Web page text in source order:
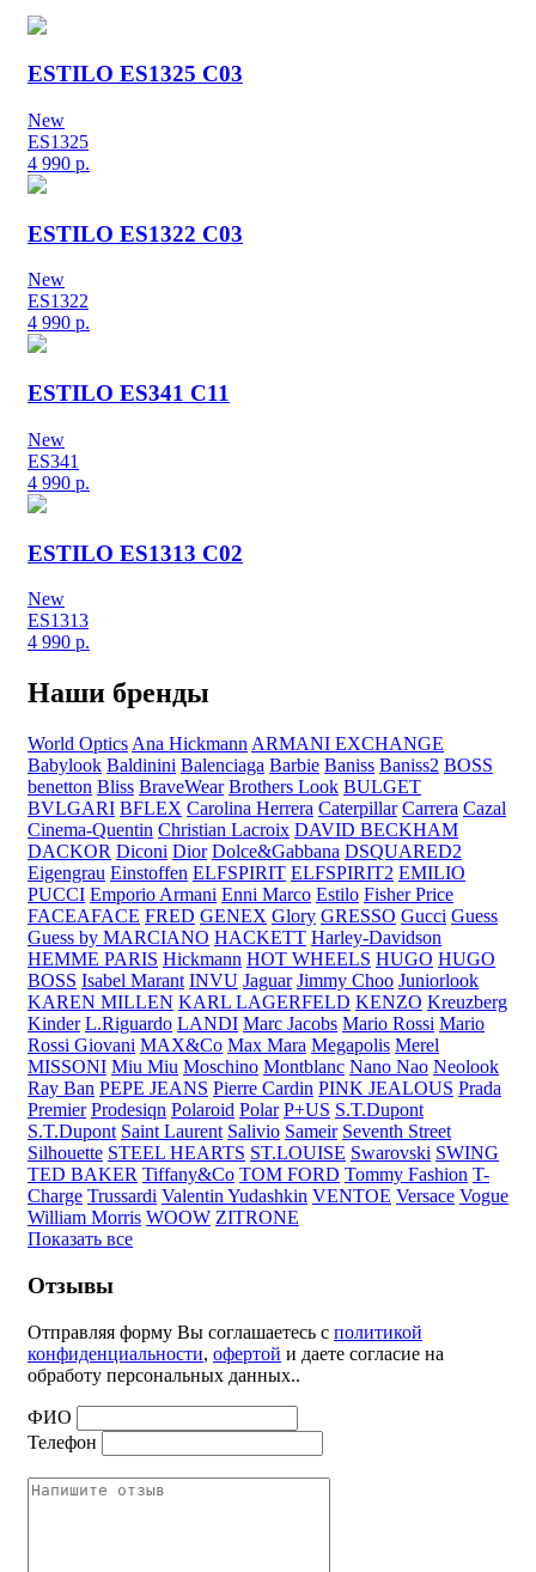
ESTILO ES1325 C03
New
ES1325
4 990 р.
ESTILO ES1322 C03
New
ES1322
4 990 р.
ESTILO ES341 C11
New
ES341
4 990 р.
ESTILO ES1313 C02
New
ES1313
4 990 р.
Наши бренды
World Optics Ana Hickmann ARMANI EXCHANGE
Babylook Baldinini Balenciaga Barbie Baniss Baniss2 BOSS
benetton Bliss BraveWear Brothers Look BULGET
BVLGARI BFLEX Carolina Herrera Caterpillar Carrera Cazal
Cinema-Quentin Christian Lacroix DAVID BECKHAM
DACKOR Diconi Dior Dolce&Gabbana DSQUARED2
Eigengrau Einstoffen ELFSPIRIT ELFSPIRIT2 EMILIO
PUCCI Emporio Armani Enni Marco Estilo Fisher Price
FACEAFACE FRED GENEX Glory GRESSO Gucci Guess
Guess by MARCIANO HACKETT Harley-Davidson
HEMME PARIS Hickmann HOT WHEELS HUGO HUGO
BOSS Isabel Marant INVU Jaguar Jimmy Choo Juniorlook
KAREN MILLEN KARL LAGERFELD KENZO Kreuzberg
Kinder L.Riguardo LANDI Marc Jacobs Mario Rossi Mario
Rossi Giovani MAX&Co Max Mara Megapolis Merel
MISSONI Miu Miu Moschino Montblanc Nano Nao Neolook
Ray Ban PEPE JEANS Pierre Cardin PINK JEALOUS Prada
Premier Prodesiqn Polaroid Polar P+US S.T.Dupont
S.T.Dupont Saint Laurent Salivio Sameir Seventh Street
Silhouette STEEL HEARTS ST.LOUISE Swarovski SWING
TED BAKER Tiffany&Co TOM FORD Tommy Fashion T-
Charge Trussardi Valentin Yudashkin VENTOE Versace Vogue
William Morris WOOW ZITRONE
Показать все
Отзывы
Отправляя форму Вы соглашаетесь с политикой
конфиденциальности, офертой и даете согласие на
обработу персональных данных..
ФИО
Телефон